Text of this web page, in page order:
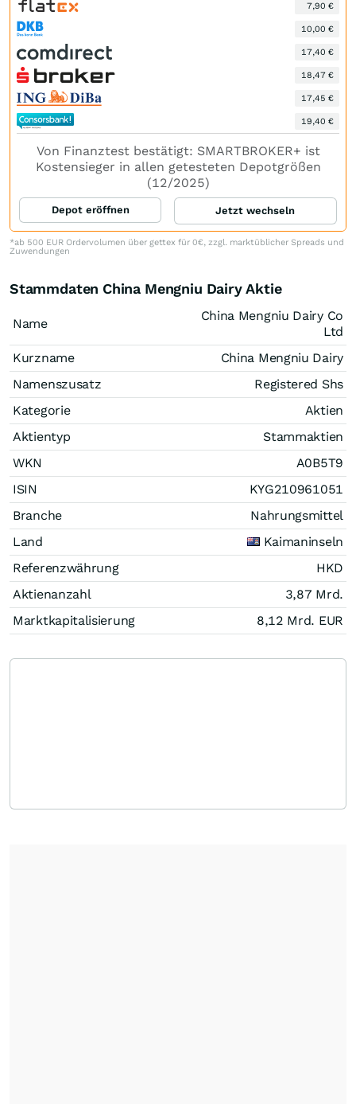
7,90 €
10,00 €
17,40 €
18,47 €
17,45 €
19,40 €
Von Finanztest bestätigt: SMARTBROKER+ ist
Kostensieger in allen getesteten Depotgrößen
(12/2025)
Depot eröffnen Jetzt wechseln
*ab 500 EUR Ordervolumen über gettex für 0€, zzgl. marktüblicher Spreads und
Zuwendungen
Stammdaten China Mengniu Dairy Aktie
Name
China Mengniu Dairy Co
Ltd
Kurzname
China Mengniu Dairy
Namenszusatz
Registered Shs
Kategorie
Aktien
Aktientyp
Stammaktien
WKN
A0B5T9
ISIN
KYG210961051
Branche
Nahrungsmittel
Land
Kaimaninseln
Referenzwährung
HKD
Aktienanzahl
3,87 Mrd.
Marktkapitalisierung
8,12 Mrd. EUR